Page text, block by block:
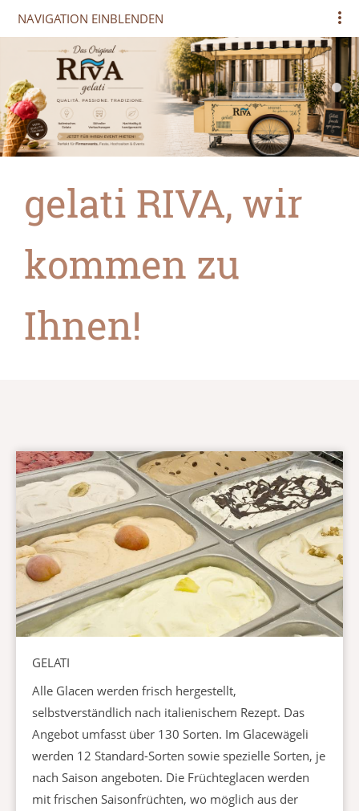
NAVIGATION EINBLENDEN
gelati RIVA, wir
kommen zu
Ihnen!
GELATI
Alle Glacen werden frisch hergestellt,
selbstverständlich nach italienischem Rezept. Das
Angebot umfasst über 130 Sorten. Im Glacewägeli
werden 12 Standard-Sorten sowie spezielle Sorten, je
nach Saison angeboten. Die Früchteglacen werden
mit frischen Saisonfrüchten, wo möglich aus der